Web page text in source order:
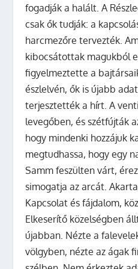
fogadják a halált. A
csak ők tudják: a
harcmezőre tervezték.
kibocsátottak magukból
figyelmeztette a
észlelvén, ők is újabb
terjesztették a hírt. A
levegőben, és szétfújták
hogy mindenki hozzájuk
megtudhassa, hogy egy
Samm feszülten várt,
simogatja az arcát.
Kapcsolat és fájdalom,
Elkeserítő közelségben
újabban. Nézte a
völgyben, nézte az ágak